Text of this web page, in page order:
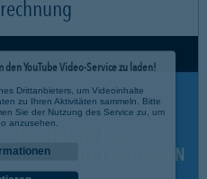
YouTube Video-Service zu laden!
Drittanbieters, um Videoinhalte
zu Ihren Aktivitäten sammeln. Bitte
Sie der Nutzung des Service zu, um
anzusehen.